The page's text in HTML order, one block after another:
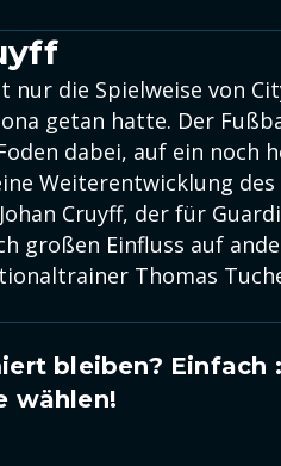
die Spielweise von
getan hatte. Der
dabei, auf ein noch
Weiterentwicklung
Cruyff, der für
großen Einfluss auf
Thomas
bleiben? Einfach
wählen!